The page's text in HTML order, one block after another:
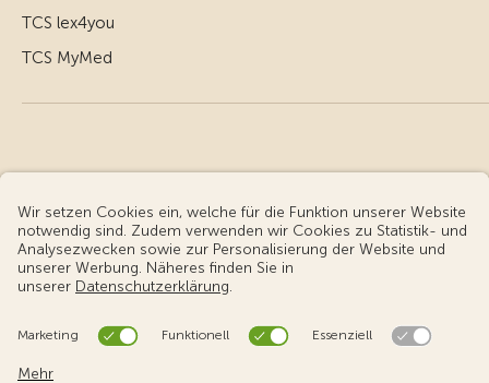
TCS lex4you
TCS MyMed
© Touring Club Schweiz
Benutzungsbedingungen - rechtliche Informationen